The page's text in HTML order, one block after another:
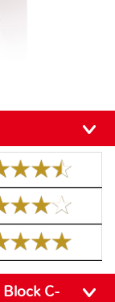
Block C-